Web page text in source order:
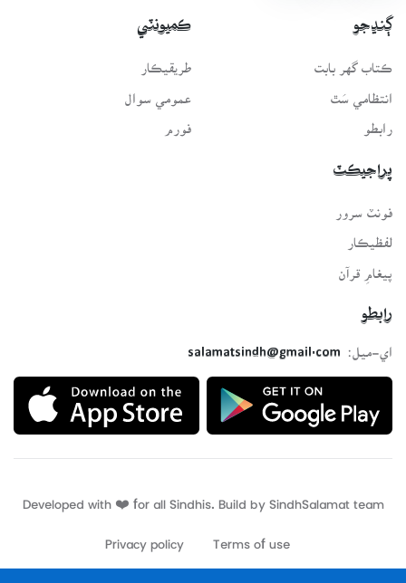
ڳنڍجو
ڪتاب گهر بابت
انتظامي سَٿ
رابطو
ڪميونٽي
طريقيڪار
عمومي سوال
فورم
پراجيڪٽ
لفظيڪار
پيغامِ قرآن
رابطو
اي-ميل:
salamatsindh@gmail.com
Developed with ❤️ for all Sindhis. Build by
Terms of use